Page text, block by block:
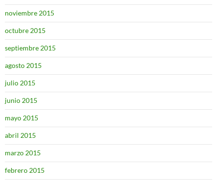
noviembre 2015
octubre 2015
septiembre 2015
agosto 2015
julio 2015
junio 2015
mayo 2015
abril 2015
marzo 2015
febrero 2015